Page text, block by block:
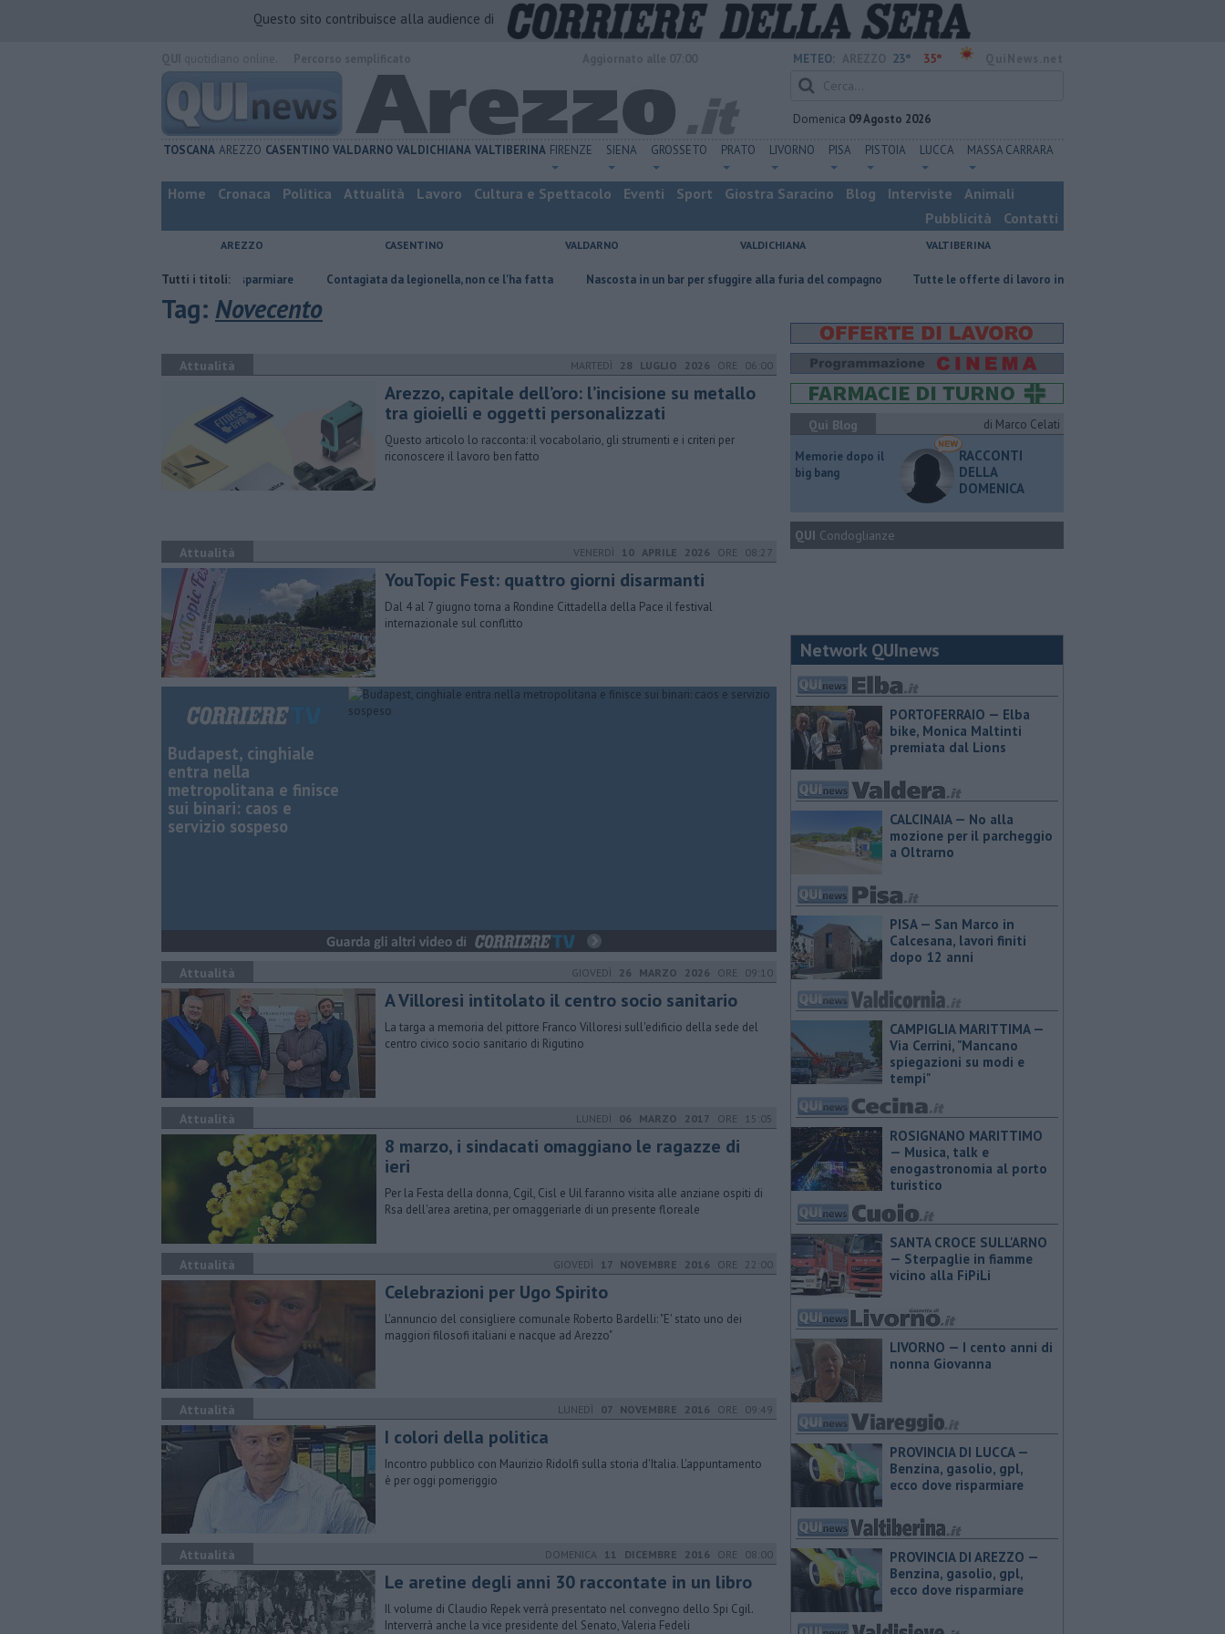
Questo sito contribuisce alla audience di
METEO: 23° 35°
Domenica 09 Agosto 2026
TOSCANA AREZZO CASENTINO VALDARNO VALDICHIANA VALTIBERINA FIRENZE SIENA GROSSETO PRATO LIVORNO PISA PISTOIA LUCCA MASSA CARRARA
Home Cronaca Politica Attualità Lavoro Cultura e Spettacolo Eventi Sport Giostra Saracino Blog Interviste
Animali
Pubblicità
Contatti
AREZZO CASENTINO VALDARNO VALDICHIANA VALTIBERINA
Tutti i titoli:
gasolio, gpl, ecco dove risparmiare Contagiata da legionella, non ce l'ha fatta Nascosta in un bar per sfuggire alla furia del compagno ​Tutte le offerte di lavoro in provincia di Arezzo
Tag: Novecento
Attualità MARTEDÌ 28 LUGLIO 2026 ORE 06:00
Arezzo, capitale dell’oro: l’incisione su metallo
tra gioielli e oggetti personalizzati
Questo articolo lo racconta: il vocabolario, gli strumenti e i criteri per
riconoscere il lavoro ben fatto
Attualità VENERDÌ 10 APRILE 2026 ORE 08:27
YouTopic Fest: quattro giorni disarmanti
Dal 4 al 7 giugno torna a Rondine Cittadella della Pace il festival
internazionale sul conflitto
Budapest, cinghiale
entra nella
metropolitana e finisce
sui binari: caos e
servizio sospeso
Attualità GIOVEDÌ 26 MARZO 2026 ORE 09:10
A Villoresi intitolato il centro socio sanitario
La targa a memoria del pittore Franco Villoresi sull'edificio della sede del
centro civico socio sanitario di Rigutino
Attualità LUNEDÌ 06 MARZO 2017 ORE 15:05
8 marzo, i sindacati omaggiano le ragazze di
ieri
Per la Festa della donna, Cgil, Cisl e Uil faranno visita alle anziane ospiti di
Rsa dell'area aretina, per omaggeriarle di un presente floreale
Attualità GIOVEDÌ 17 NOVEMBRE 2016 ORE 22:00
Celebrazioni per Ugo Spirito
L'annuncio del consigliere comunale Roberto Bardelli: "E' stato uno dei
maggiori filosofi italiani e nacque ad Arezzo"
Attualità LUNEDÌ 07 NOVEMBRE 2016 ORE 09:49
I colori della politica
Incontro pubblico con Maurizio Ridolfi sulla storia d'Italia. L'appuntamento
è per oggi pomeriggio
Attualità DOMENICA 11 DICEMBRE 2016 ORE 08:00
Le aretine degli anni 30 raccontate in un libro
Il volume di Claudio Repek verrà presentato nel convegno dello Spi Cgil.
Interverrà anche la vice presidente del Senato, Valeria Fedeli
Qui Blog di Marco Celati
Memorie dopo il
big bang
RACCONTI
DELLA
DOMENICA
QUI Condoglianze
Network QUInews
PORTOFERRAIO — Elba
bike, Monica Maltinti
premiata dal Lions
CALCINAIA — No alla
mozione per il parcheggio
a Oltrarno
PISA — San Marco in
Calcesana, lavori finiti
dopo 12 anni
CAMPIGLIA MARITTIMA —
Via Cerrini, "Mancano
spiegazioni su modi e
tempi"
ROSIGNANO MARITTIMO
— Musica, talk e
enogastronomia al porto
turistico
SANTA CROCE SULL'ARNO
— Sterpaglie in fiamme
vicino alla FiPiLi
LIVORNO — I cento anni di
nonna Giovanna
PROVINCIA DI LUCCA — ​
Benzina, gasolio, gpl,
ecco dove risparmiare
PROVINCIA DI AREZZO — ​
Benzina, gasolio, gpl,
ecco dove risparmiare